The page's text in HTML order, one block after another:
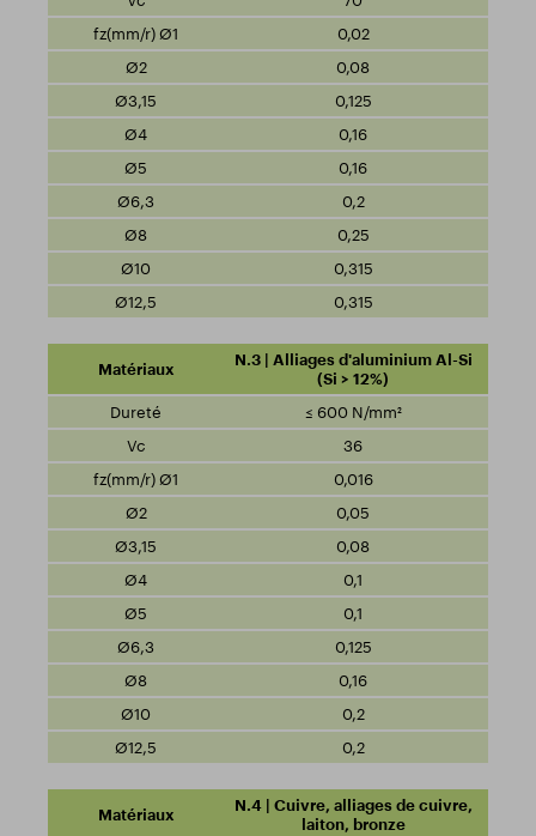
0,02
0,08
0,125
0,16
0,16
0,2
0,25
0,315
0,315
N.3 | Alliages d'aluminium Al-Si
(Si > 12%)
≤ 600 N/mm²
36
0,016
0,05
0,08
0,1
0,1
0,125
0,16
0,2
0,2
N.4 | Cuivre, alliages de cuivre,
laiton, bronze